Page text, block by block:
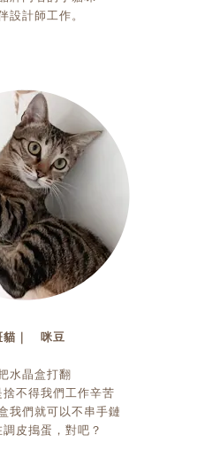
設計師工作。
貓｜ 咪豆
水晶盒打翻
不得我們工作辛苦
我們就可以不串手鏈
皮搗蛋，對吧？